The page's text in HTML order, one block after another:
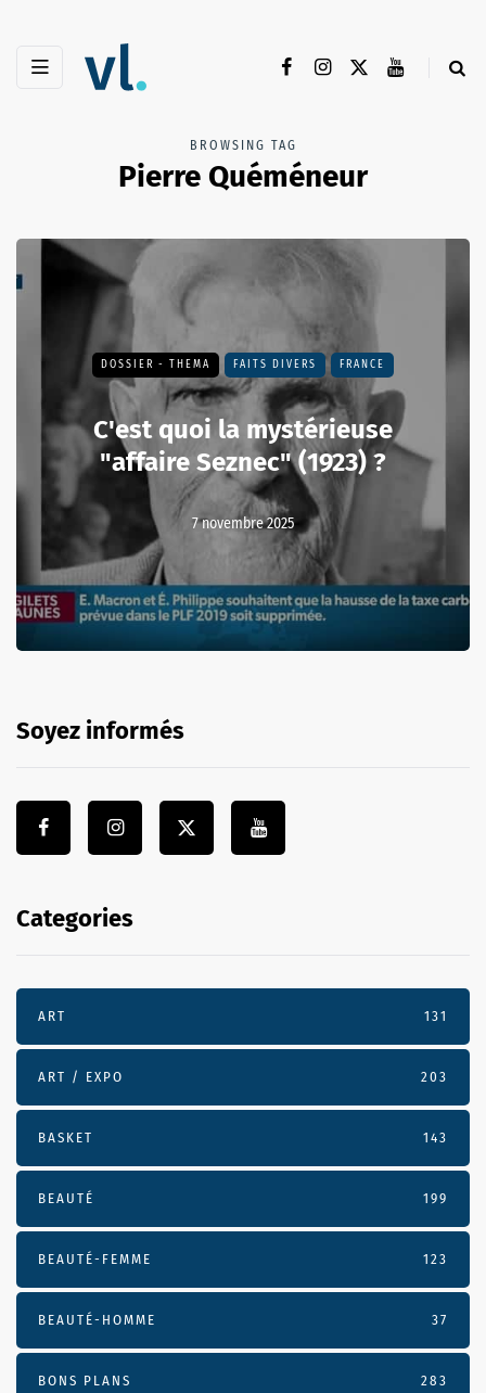
BROWSING TAG
Pierre Quéméneur
DOSSIER - THEMA FAITS DIVERS FRANCE
C'est quoi la mystérieuse
"affaire Seznec" (1923) ?
7 novembre 2025
Soyez informés
Categories
ART 131
ART / EXPO 203
BASKET 143
BEAUTÉ 199
BEAUTÉ-FEMME 123
BEAUTÉ-HOMME 37
BONS PLANS 283